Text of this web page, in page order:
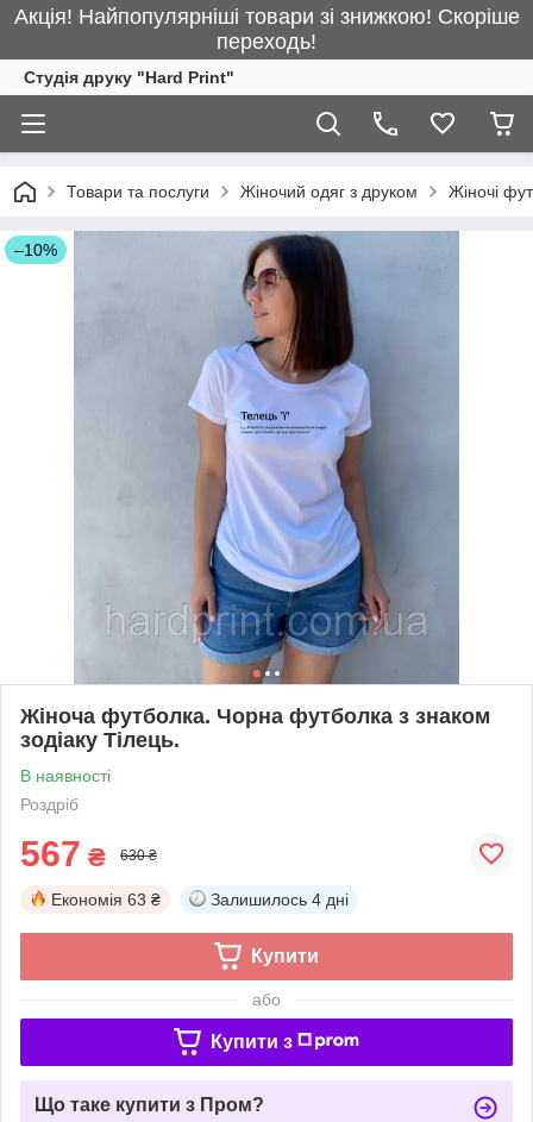
Акція! Найпопулярніші товари зі знижкою! Скоріше
переходь!
Студія друку "Hard Print"
Товари та послуги Жіночий одяг з друком Жіночі
–10%
Жіноча футболка. Чорна футболка з знаком
зодіаку Тілець.
В наявності
Роздріб
567 ₴ 630 ₴
Економія 63 ₴ Залишилось 4 дні
Купити
або
Купити з
Що таке купити з Пром?